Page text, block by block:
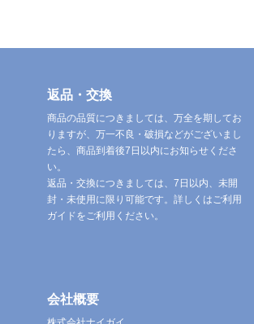
返品・交換
商品の品質につきましては、万全を期してお
りますが、万一不良・破損などがございまし
たら、商品到着後7日以内にお知らせくださ
い。
返品・交換につきましては、7日以内、未開
封・未使用に限り可能です。詳しくはご利用
ガイドをご利用ください。
会社概要